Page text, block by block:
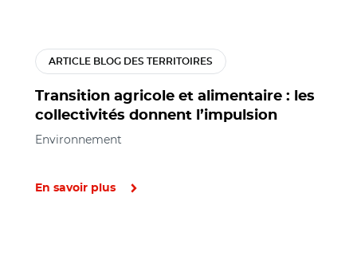
Transition agricole et alimentaire : les
collectivités donnent l’impulsion
ARTICLE BLOG DES TERRITOIRES
Environnement
En savoir plus